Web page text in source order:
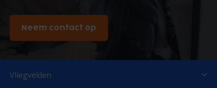
Neem contact op
Vliegvelden